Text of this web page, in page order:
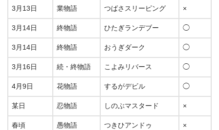
3月13日 業物語 つばさスリーピング ×
3月14日 終物語 ひたぎランデブー ◯
3月14日 終物語 おうぎダーク ◯
3月16日 続・終物語 こよみリバース ◯
4月9日 花物語 するがデビル ◯
某日 忍物語 しのぶマスタード ×
春頃 愚物語 つきひアンドゥ ×